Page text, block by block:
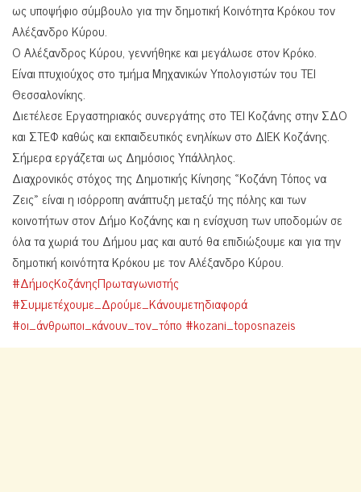
ως υποψήφιο σύμβουλο για την δημοτική Κοινότητα Κρόκου τον
Αλέξανδρο Κύρου.
Ο Αλέξανδρος Κύρου, γεννήθηκε και μεγάλωσε στον Κρόκο.
Είναι πτυχιούχος στο τμήμα Μηχανικών Υπολογιστών του ΤΕΙ
Θεσσαλονίκης.
Διετέλεσε Εργαστηριακός συνεργάτης στο ΤΕΙ Κοζάνης στην ΣΔΟ
και ΣΤΕΦ καθώς και εκπαιδευτικός ενηλίκων στο ΔΙΕΚ Κοζάνης.
Σήμερα εργάζεται ως Δημόσιος Υπάλληλος.
Διαχρονικός στόχος της Δημοτικής Κίνησης «Κοζάνη Τόπος να
Ζεις» είναι η ισόρροπη ανάπτυξη μεταξύ της πόλης και των
κοινοτήτων στον Δήμο Κοζάνης και η ενίσχυση των υποδομών σε
όλα τα χωριά του Δήμου μας και αυτό θα επιδιώξουμε και για την
δημοτική κοινότητα Κρόκου με τον Αλέξανδρο Κύρου.
#ΔήμοςΚοζάνηςΠρωταγωνιστής
#Συμμετέχουμε_Δρούμε_Κάνουμετηδιαφορά
#οι_άνθρωποι_κάνουν_τον_τόπο #kozani_toposnazeis